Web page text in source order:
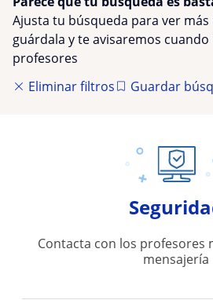
Ajusta tu búsqueda para ver
guárdala y te avisaremos cuando
profesores
Eliminar filtros
Guardar
Contacta con los profesores
mensajería